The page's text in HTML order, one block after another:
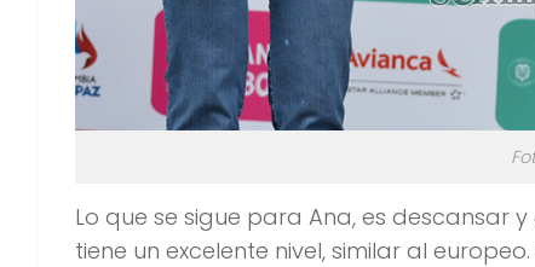
Lo que se sigue para Ana, es descansar
tiene un excelente nivel, similar al